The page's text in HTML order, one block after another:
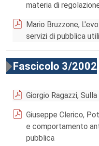
materia di
Mario Bruzzone,
servizi di pubblica
Fascicolo 3/2002
Giorgio Ragazzi,
Giuseppe Clerico,
e comportamento
pubblica